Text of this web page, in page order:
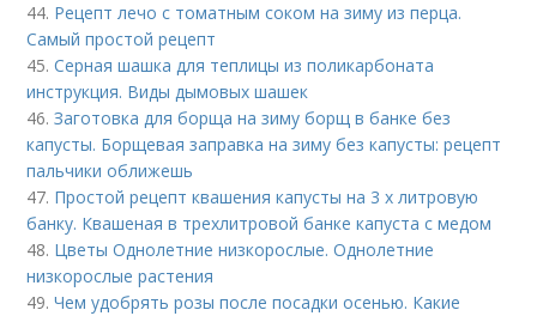
44. Рецепт лечо с томатным соком на зиму из перца.
Самый простой рецепт
45.Серная шашка для теплицы из поликарбоната
инструкция. Виды дымовых шашек
46.Заготовка для борща на зиму борщ в банке без
капусты. Борщевая заправка на зиму без капусты: рецепт
пальчики оближешь
47. Простой рецепт квашения капусты на 3 х литровую
банку. Квашеная в трехлитровой банке капуста с медом
48. Цветы Однолетние низкорослые. Однолетние
низкорослые растения
49.Чем удобрять розы после посадки осенью. Какие